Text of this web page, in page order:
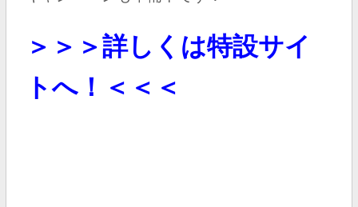
＞＞＞詳しくは特設サイ
トへ！＜＜＜